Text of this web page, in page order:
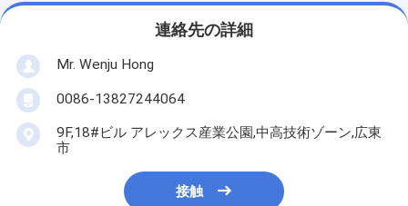
連絡先の詳細
Mr. Wenju Hong
0086-13827244064
9F,18#ビル アレックス産業公園,中高技術ゾーン,広東
市
接触